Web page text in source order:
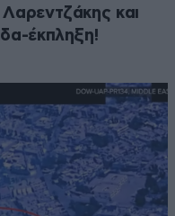
και
έκπληξη!